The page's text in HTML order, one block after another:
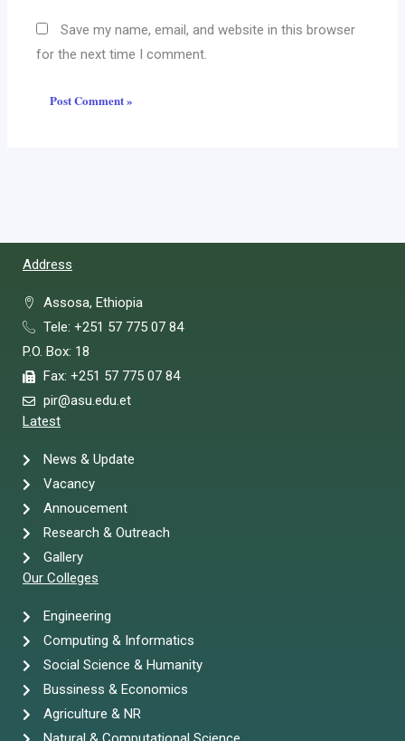
Save my name, email, and website in this browser
for the next time I comment.
Address
Assosa, Ethiopia
Tele: +251 57 775 07 84
P.O. Box: 18
Fax: +251 57 775 07 84
pir@asu.edu.et
Latest
News & Update
Vacancy
Annoucement
Research & Outreach
Gallery
Our Colleges
Engineering
Computing & Informatics
Social Science & Humanity
Bussiness & Economics
Agriculture & NR